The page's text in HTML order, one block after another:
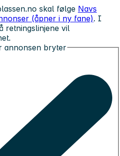
skal følge Navs
(åpner i ny fane). I
retningslinjene vil
annonsen bryter